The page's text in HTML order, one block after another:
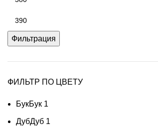
Фильтрация
ФИЛЬТР ПО ЦВЕТУ
БукБук 1
ДубДуб 1